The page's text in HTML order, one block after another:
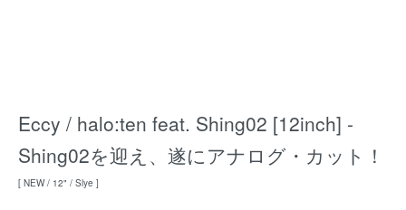
Eccy / halo:ten feat. Shing02 [12inch] -
Shing02を迎え、遂にアナログ・カット！
[ NEW / 12" / Slye ]